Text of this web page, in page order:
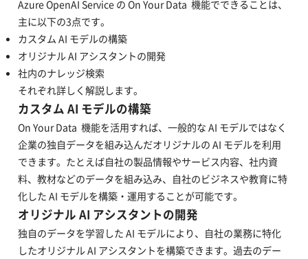
Azure OpenAI Service の On Your Data 機能でできることは、
主に以下の3点です。
カスタム AI モデルの構築
オリジナル AI アシスタントの開発
社内のナレッジ検索
それぞれ詳しく解説します。
カスタム AI モデルの構築
On Your Data 機能を活用すれば、一般的な AI モデルではなく
企業の独自データを組み込んだオリジナルの AI モデルを利用
できます。たとえば自社の製品情報やサービス内容、社内資
料、教材などのデータを組み込み、自社のビジネスや教育に特
化した AI モデルを構築・運用することが可能です。
オリジナル AI アシスタントの開発
独自のデータを学習した AI モデルにより、自社の業務に特化
したオリジナル AI アシスタントを構築できます。過去のデー